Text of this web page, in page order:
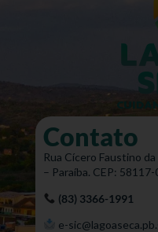
Contato
Rua Cícero Faustino
– Paraíba. CEP:
(83) 3366-1991
e-